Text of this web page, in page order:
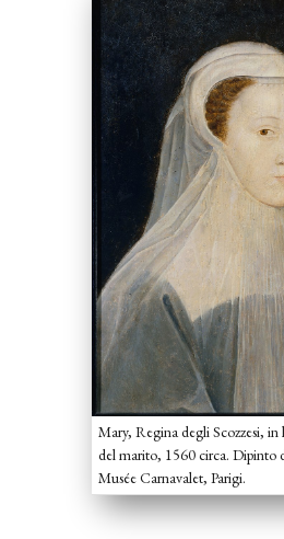
Mary, Regina degli Scozzesi,
del marito, 1560 circa. Dipinto
Musée Carnavalet, Parigi.